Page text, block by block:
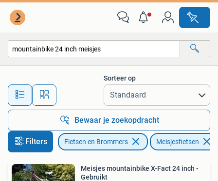
Alle afstanden…
Sorteer op
Bewaar je zoekopdracht
Filters Fietsen en Brommers Meisjesfietsen
Meisjes mountainbike X-Fact 24 inch -
Gebruikt